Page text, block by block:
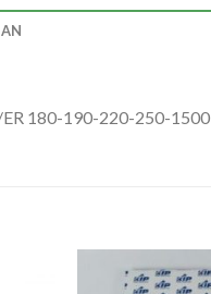
180-190-220-250-1500